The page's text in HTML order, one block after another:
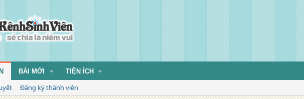
BÀI MỚI TIỆN ÍCH
Đăng ký thành viên